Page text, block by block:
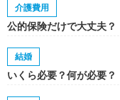
介護費用
公的保険だけで大丈夫？
結婚
いくら必要？何が必要？